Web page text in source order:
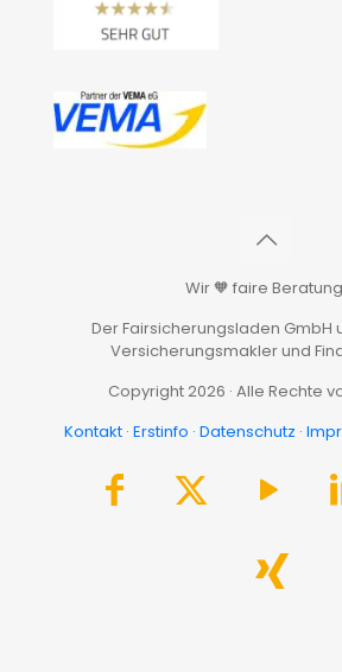
Wir 🧡 faire
Der Fairsicherungsladen GmbH
Versicherungsmakler und
Copyright 2026 · Alle Rechte
Kontakt · Erstinfo · Datenschutz ·